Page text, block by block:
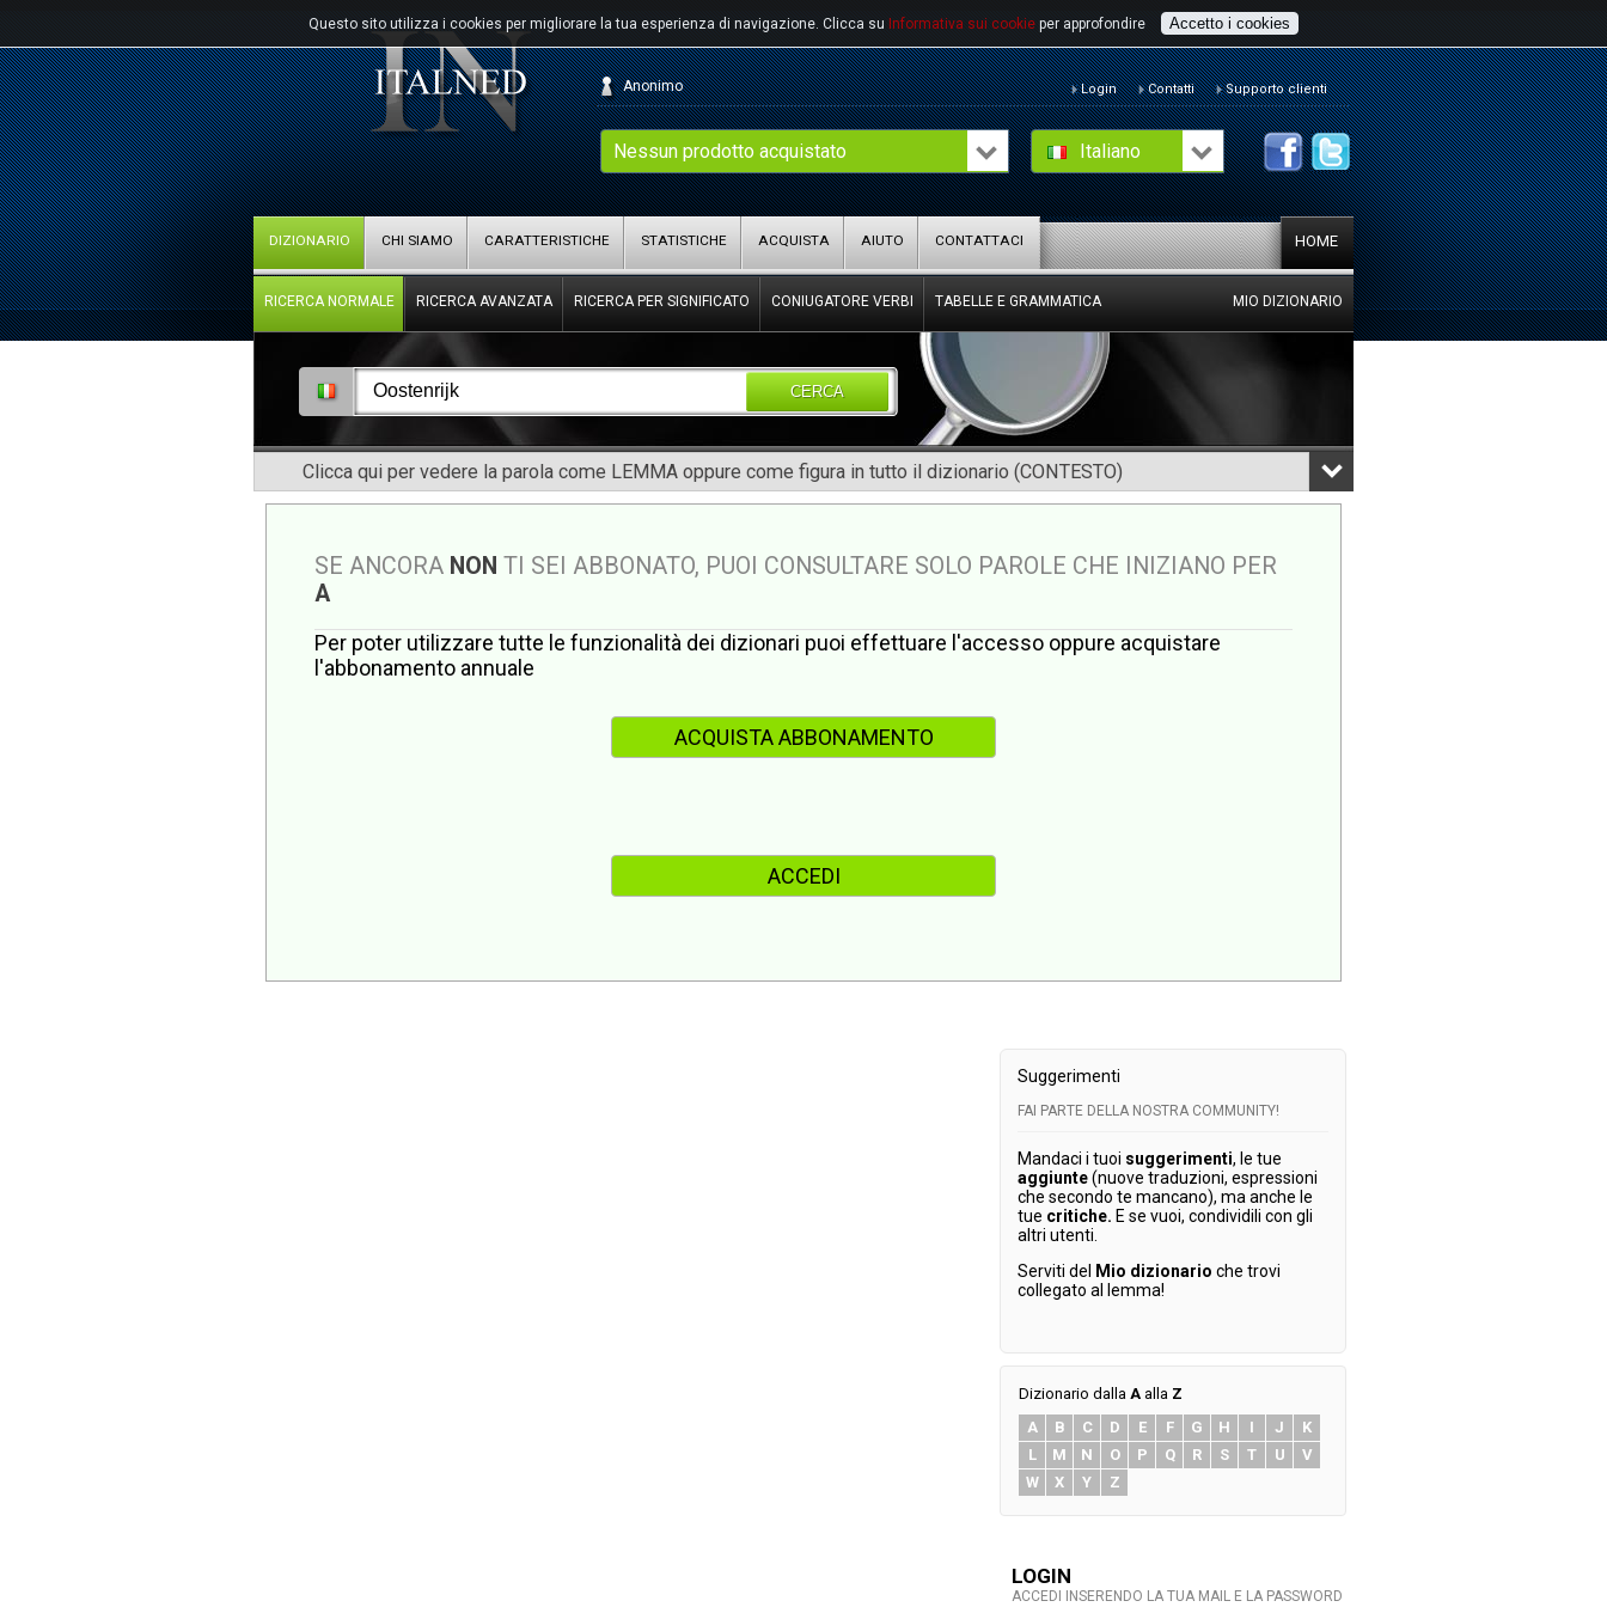
Questo sito utilizza i cookies per migliorare la tua esperienza di navigazione. Clicca su Informativa sui cookie per approfondire Accetto i cookies
Italiano
Nessun prodotto acquistato
Anonimo Login Contatti Supporto clienti
HOME
DIZIONARIO CHI SIAMO CARATTERISTICHE STATISTICHE ACQUISTA AIUTO CONTATTACI
RICERCA NORMALE RICERCA AVANZATA RICERCA PER SIGNIFICATO CONIUGATORE VERBI TABELLE E GRAMMATICA MIO DIZIONARIO
CERCA
Clicca qui per vedere la parola come LEMMA oppure come figura in tutto il dizionario (CONTESTO)
SE ANCORA NON TI SEI ABBONATO, PUOI CONSULTARE SOLO PAROLE CHE INIZIANO PER
A
Per poter utilizzare tutte le funzionalità dei dizionari puoi effettuare l'accesso oppure acquistare
l'abbonamento annuale
ACQUISTA ABBONAMENTO
ACCEDI
Suggerimenti
FAI PARTE DELLA NOSTRA COMMUNITY!
Mandaci i tuoi suggerimenti, le tue
aggiunte(nuove traduzioni, espressioni
che secondo te mancano), ma anche le
tue critiche. E se vuoi, condividili con gli
altri utenti.
Serviti del
Mio dizionario che trovi
collegato al lemma!
Dizionario dalla A alla Z
A
B C D E F G H I J
K
L
M N O P Q R S T U
V
W
X Y Z
LOGIN
ACCEDI INSERENDO LA TUA MAIL E LA PASSWORD